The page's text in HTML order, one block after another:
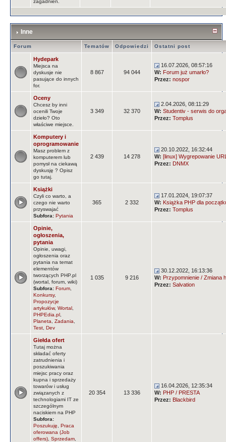
zagadnień.
Inne
Forum Tematów Odpowiedzi Ostatni post
Hydepark
Miejsca na
dyskusje nie
pasujące do innych
for.
8 867 94 044
16.07.2026, 08:57:16
W: Forum już umarło?
Przez: nospor
Oceny
Chcesz by inni
ocenili Twoje
dzieło? Oto
właściwe miejsce.
3 349 32 370
2.04.2026, 08:11:29
W: Studentiv - serwis do
Przez: Tomplus
Komputery i
oprogramowanie
Masz problem z
komputerem lub
pomysł na ciekawą
dyskusję ? Opisz
go tutaj.
2 439 14 278
20.10.2022, 16:32:44
W: [linux] Wygrepowanie
Przez: DNMX
Książki
Czyli co warto, a
czego nie warto
przyswajać
Subfora: Pytania
365 2 332
17.01.2024, 19:07:37
W: Książka PHP dla
Przez: Tomplus
Opinie,
ogłoszenia,
pytania
Opinie, uwagi,
ogłoszenia oraz
pytania na temat
elementów
tworzących PHP.pl
(wortal, forum, wiki)
Subfora: Forum
Konkursy,
Propozycje
artykułów, Wortal
PHPEdia.pl
Planeta
Zadania
Test Dev
1 035 9 216
30.12.2022, 16:13:36
W: Przypomnienie / Zmiana
Przez: Salvation
Giełda ofert
Tutaj można
składać oferty
zatrudnienia i
poszukiwania
miejsc pracy oraz
kupna i sprzedaży
towarów i usług
związanych z
technologiami IT ze
szczególnym
naciskiem na PHP
Subfora:
Poszukuję
Praca
oferowana (Job
offers) Sprzedam
20 354 13 336
16.04.2026, 12:35:34
W: PHP / PRESTA
Przez: Blackbird